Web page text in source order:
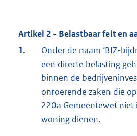
Artikel 2 - Belastbaar feit en
1.
Onder de naam ‘BIZ-
een directe belasting
binnen de
onroerende zaken die
220a Gemeentewet
woning dienen.